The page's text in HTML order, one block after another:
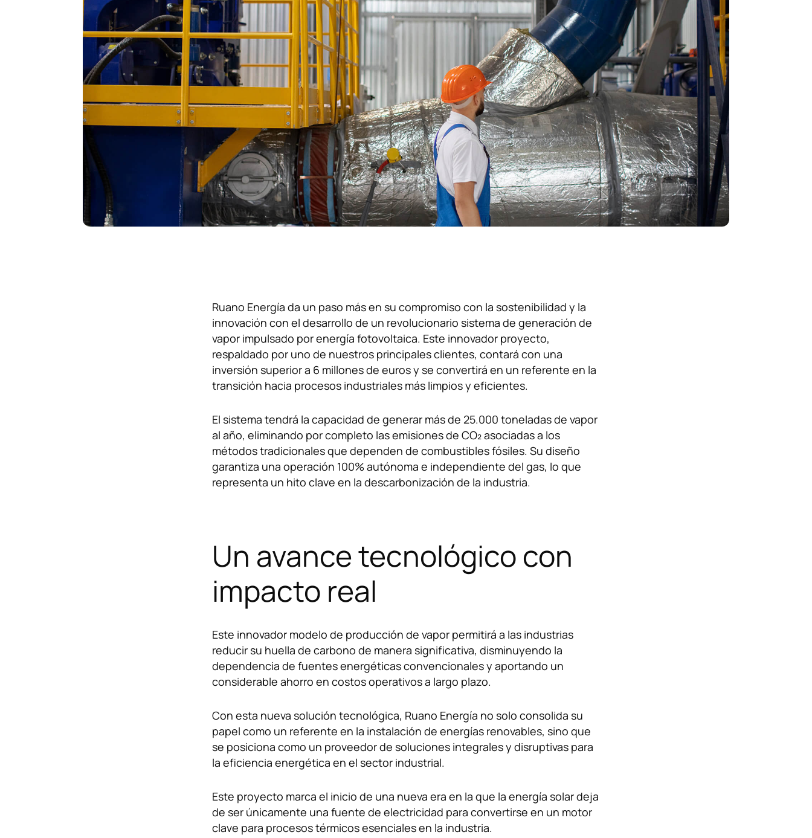
Contacto
Ruano Energía da un paso más en su compromiso con la sostenibilidad y la
innovación con el desarrollo de un revolucionario sistema de generación de
vapor impulsado por energía fotovoltaica. Este innovador proyecto,
respaldado por uno de nuestros principales clientes, contará con una
inversión superior a 6 millones de euros y se convertirá en un referente en la
transición hacia procesos industriales más limpios y eficientes.
El sistema tendrá la capacidad de generar más de 25.000 toneladas de vapor
al año, eliminando por completo las emisiones de CO₂ asociadas a los
métodos tradicionales que dependen de combustibles fósiles. Su diseño
garantiza una operación 100% autónoma e independiente del gas, lo que
representa un hito clave en la descarbonización de la industria.
Un avance tecnológico con
impacto real
Este innovador modelo de producción de vapor permitirá a las industrias
reducir su huella de carbono de manera significativa, disminuyendo la
dependencia de fuentes energéticas convencionales y aportando un
considerable ahorro en costos operativos a largo plazo.
Con esta nueva solución tecnológica, Ruano Energía no solo consolida su
papel como un referente en la instalación de energías renovables, sino que
se posiciona como un proveedor de soluciones integrales y disruptivas para
la eficiencia energética en el sector industrial.
Este proyecto marca el inicio de una nueva era en la que la energía solar deja
de ser únicamente una fuente de electricidad para convertirse en un motor
clave para procesos térmicos esenciales en la industria.
¿Cómo podemos ayudarte?
Quierohablar por teléfono.